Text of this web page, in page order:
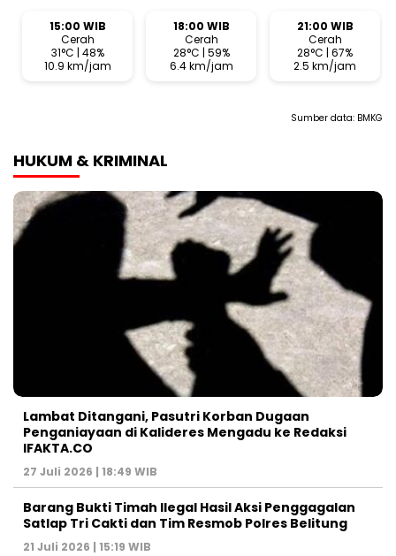
15:00 WIB
Cerah
31°C | 48%
10.9 km/jam
18:00 WIB
Cerah
28°C | 59%
6.4 km/jam
21:00 WIB
Cerah
28°C | 67%
2.5 km/jam
Sumber data: BMKG
HUKUM & KRIMINAL
Lambat Ditangani, Pasutri Korban Dugaan
Penganiayaan di Kalideres Mengadu ke Redaksi
IFAKTA.CO
27 Juli 2026 | 18:49 WIB
Barang Bukti Timah Ilegal Hasil Aksi Penggagalan
Satlap Tri Cakti dan Tim Resmob Polres Belitung
21 Juli 2026 | 15:19 WIB